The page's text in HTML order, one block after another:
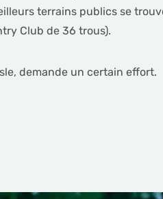
terrains publics se
Club de 36 trous).
demande un certain effort.